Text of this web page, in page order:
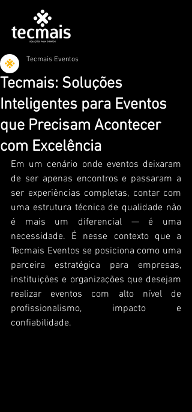
Tecmais: Soluções
Inteligentes para Eventos
que Precisam Acontecer
com Excelência
Tecmais Eventos
Em um cenário onde eventos deixaram
de ser apenas encontros e passaram a
ser experiências completas, contar com
uma estrutura técnica de qualidade não
é mais um diferencial — é uma
necessidade. É nesse contexto que a
Tecmais Eventos se posiciona como uma
parceira estratégica para empresas,
instituições e organizações que desejam
realizar eventos com alto nível de
profissionalismo, impacto e
confiabilidade.